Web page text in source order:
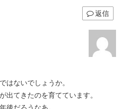
返信
はないでしょうか。
出てきたのを育てています。
後だろうなあ。